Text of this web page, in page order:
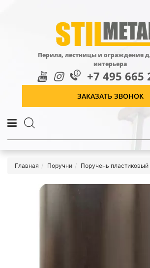
Перила, лестницы и ограждения
интерьера
+7 495 665
ЗАКАЗАТЬ ЗВОНОК
Главная Поручни Поручень